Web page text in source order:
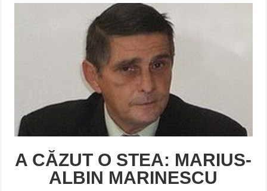
A CĂZUT O STEA: MARIUS-
ALBIN MARINESCU